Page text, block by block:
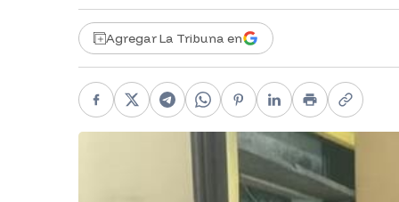
Agregar La Tribuna en
Facebook
X TelegramWhatsApp
PinterestLinkedIn
PrintCopy